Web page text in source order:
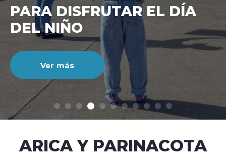
modo claro
CIENTO DURANTE EL MES
DE JULIO
Ver más
ARICA Y PARINACOTA